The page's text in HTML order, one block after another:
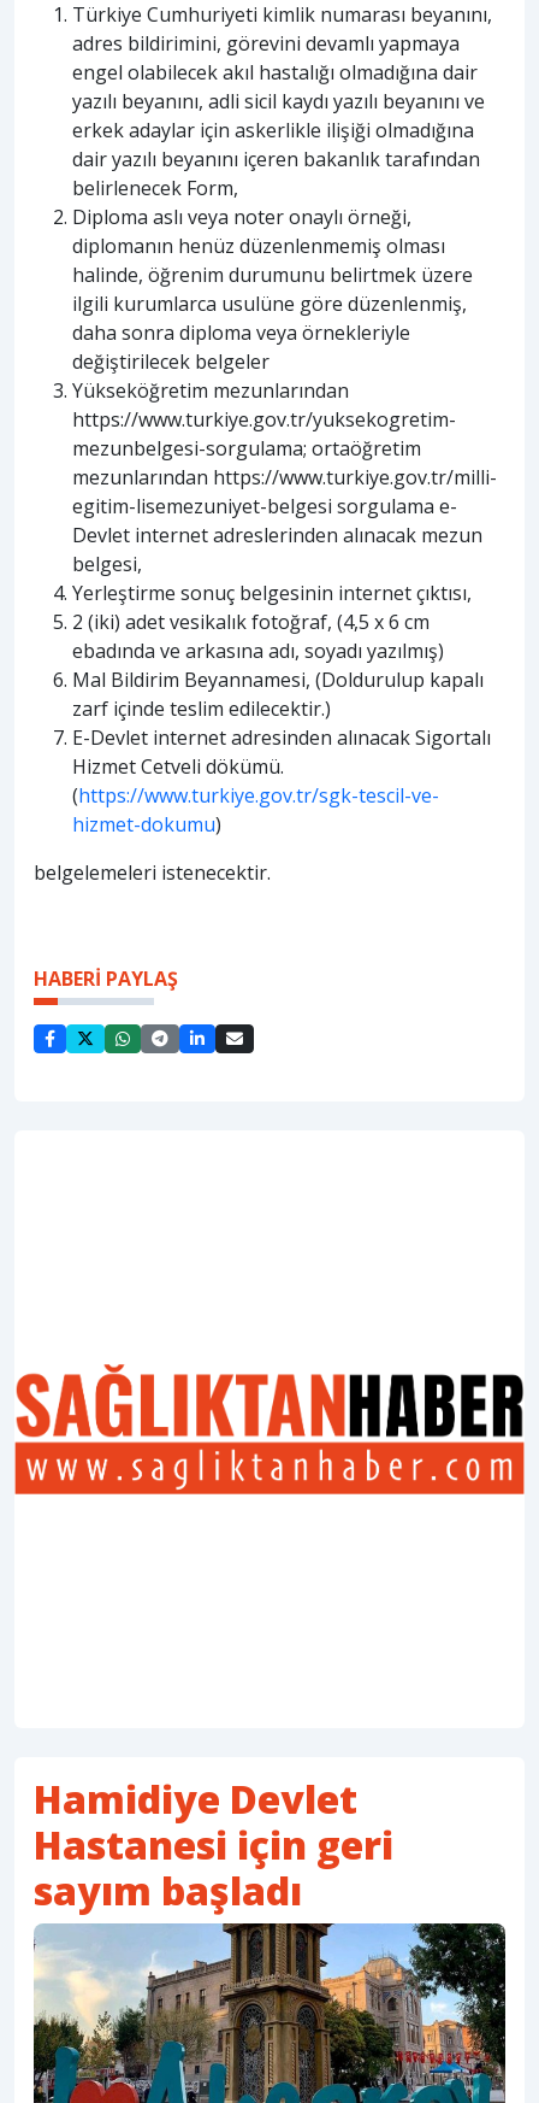
Türkiye Cumhuriyeti kimlik numarası beyanını,
adres bildirimini, görevini devamlı yapmaya
engel olabilecek akıl hastalığı olmadığına dair
yazılı beyanını, adli sicil kaydı yazılı beyanını ve
erkek adaylar için askerlikle ilişiği olmadığına
dair yazılı beyanını içeren bakanlık tarafından
belirlenecek Form,
Diploma aslı veya noter onaylı örneği,
diplomanın henüz düzenlenmemiş olması
halinde, öğrenim durumunu belirtmek üzere
ilgili kurumlarca usulüne göre düzenlenmiş,
daha sonra diploma veya örnekleriyle
değiştirilecek belgeler
Yükseköğretim mezunlarından
https://www.turkiye.gov.tr/yuksekogretim-
mezunbelgesi-sorgulama; ortaöğretim
mezunlarından https://www.turkiye.gov.tr/milli-
egitim-lisemezuniyet-belgesi sorgulama e-
Devlet internet adreslerinden alınacak mezun
belgesi,
Yerleştirme sonuç belgesinin internet çıktısı,
2 (iki) adet vesikalık fotoğraf, (4,5 x 6 cm
ebadında ve arkasına adı, soyadı yazılmış)
Mal Bildirim Beyannamesi, (Doldurulup kapalı
zarf içinde teslim edilecektir.)
E-Devlet internet adresinden alınacak Sigortalı
Hizmet Cetveli dökümü.
(https://www.turkiye.gov.tr/sgk-tescil-ve-
hizmet-dokumu)
belgelemeleri istenecektir.
HABERİ PAYLAŞ
Hamidiye Devlet
Hastanesi için geri
sayım başladı